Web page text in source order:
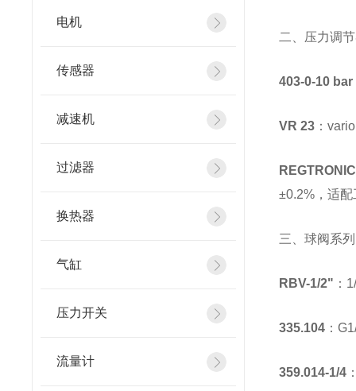
电机
传感器
减速机
过滤器
换热器
气缸
压力开关
流量计
二、压力调
403-0-10 bar
VR 23 ：
±0.2%，适
三、球阀系列
RBV-1/2" ：
335.104 ：
359.014-1/4